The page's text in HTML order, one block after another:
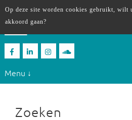
Menu ↓
Zoeken
Op deze site worden cookies gebruikt, wilt
akkoord gaan?